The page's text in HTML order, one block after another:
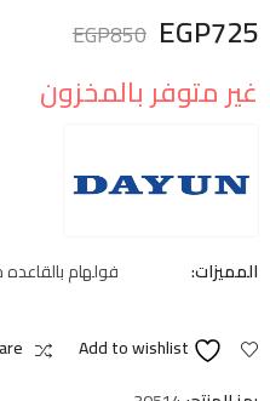
EGP725
EGP850
غير متوفر بالمخزون
المميزات: فولهام
Add to wishlist